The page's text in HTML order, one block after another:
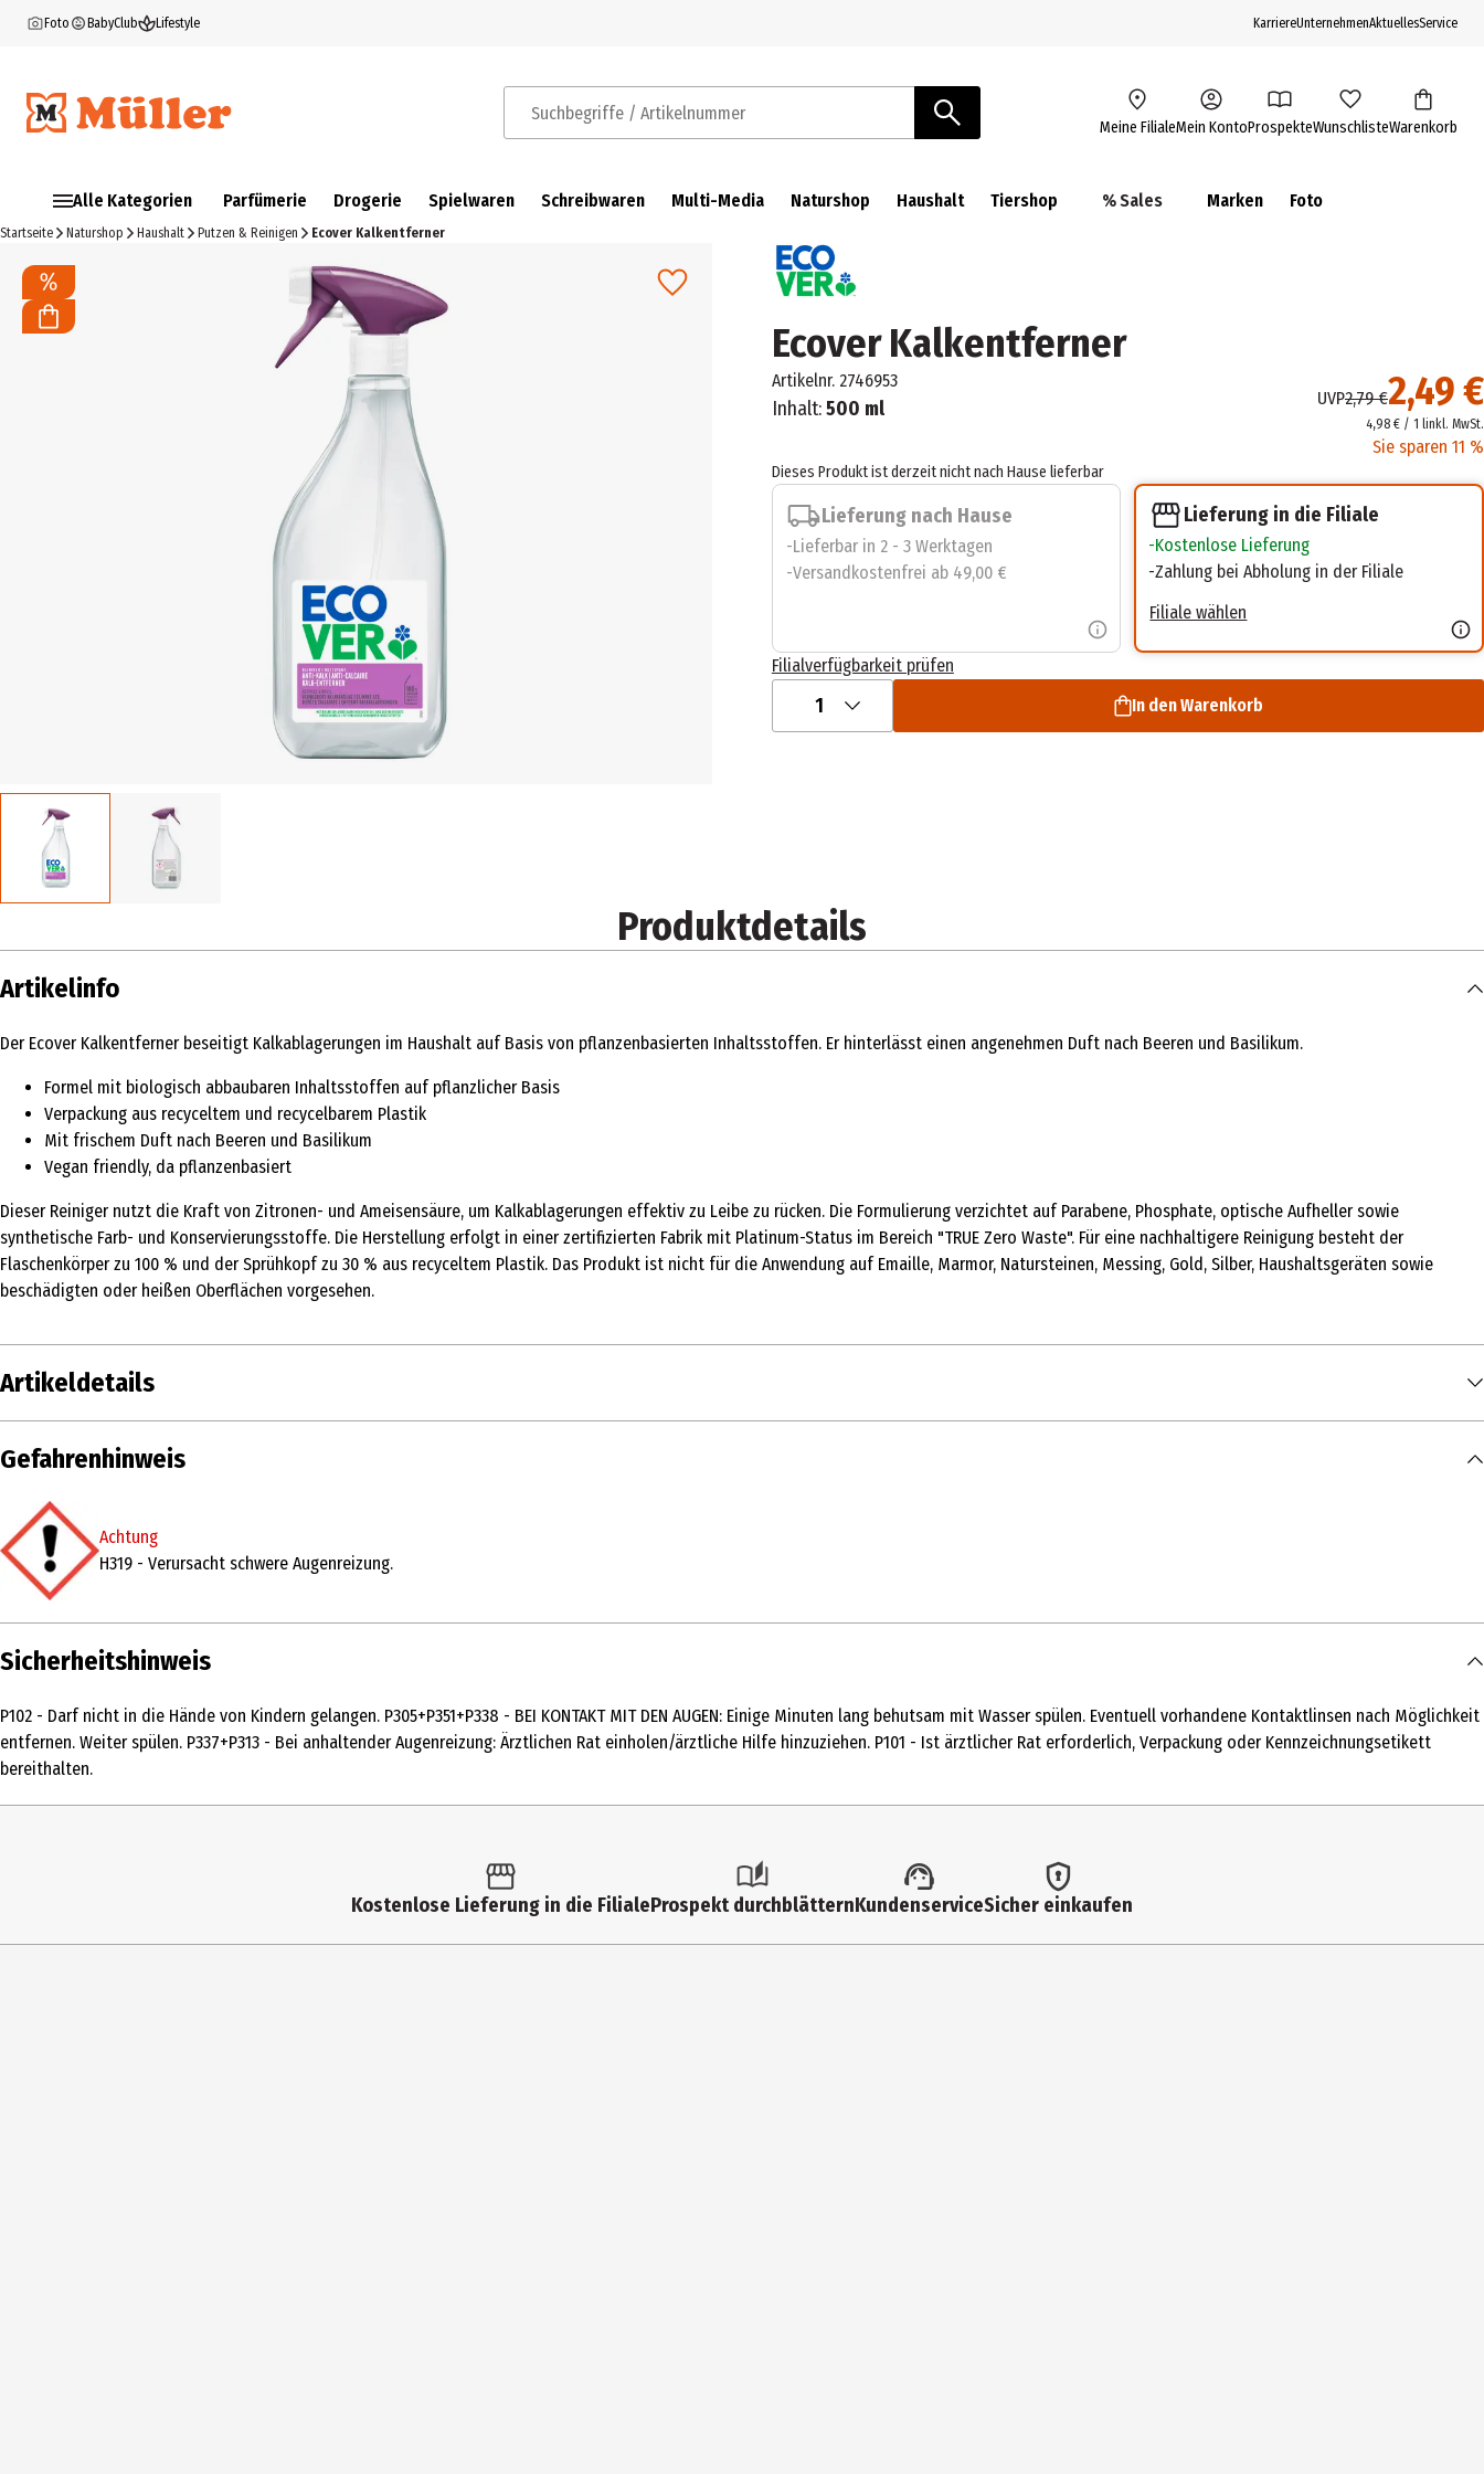
Foto BabyClub Lifestyle KarriereUnternehmenAktuellesService
Suchbegriffe / Artikelnummer Meine FilialeMein KontoProspekteWunschlisteWarenkorb
Alle Kategorien Parfümerie Drogerie Spielwaren Schreibwaren Multi-Media Naturshop Haushalt Tiershop % Sales Marken Foto
Startseite Naturshop Haushalt Putzen & Reinigen Ecover Kalkentferner
Ecover Kalkentferner
Artikelnr. 2746953
Inhalt:500 ml 2,49 €
UVP2,79 €
4,98 € / 1 linkl. MwSt.
Sie sparen 11 %
Dieses Produkt ist derzeit nicht nach Hause lieferbar
Lieferung nach Hause
Lieferbar in 2 - 3 Werktagen
Versandkostenfrei ab 49,00 €
Lieferung in die Filiale
Kostenlose Lieferung
Zahlung bei Abholung in der Filiale
Filiale wählen
Filialverfügbarkeit prüfen
1 In den Warenkorb
Produktdetails
Artikelinfo
Der Ecover Kalkentferner beseitigt Kalkablagerungen im Haushalt auf Basis von pflanzenbasierten Inhaltsstoffen. Er hinterlässt einen angenehmen Duft nach Beeren und Basilikum.
Formel mit biologisch abbaubaren Inhaltsstoffen auf pflanzlicher Basis
Verpackung aus recyceltem und recycelbarem Plastik
Mit frischem Duft nach Beeren und Basilikum
Vegan friendly, da pflanzenbasiert
Dieser Reiniger nutzt die Kraft von Zitronen- und Ameisensäure, um Kalkablagerungen effektiv zu Leibe zu rücken. Die Formulierung verzichtet auf Parabene, Phosphate, optische Aufheller sowie
synthetische Farb- und Konservierungsstoffe. Die Herstellung erfolgt in einer zertifizierten Fabrik mit Platinum-Status im Bereich "TRUE Zero Waste". Für eine nachhaltigere Reinigung besteht der
Flaschenkörper zu 100 % und der Sprühkopf zu 30 % aus recyceltem Plastik. Das Produkt ist nicht für die Anwendung auf Emaille, Marmor, Natursteinen, Messing, Gold, Silber, Haushaltsgeräten sowie
beschädigten oder heißen Oberflächen vorgesehen.
Artikeldetails
Inhalt
Inhaltsstoffe
Eigenschaften
Lieferumfang 1 Sprühflasche
Minuten einwirken. Nicht geeignet für Emaille, Marmor und Natursteine, Messing, Gold, Silber, Haushaltsgeräte und beschädigte oder heiße Oberflächen.
Hersteller
Gefahrenhinweis
Achtung
H319 - Verursacht schwere Augenreizung.
Sicherheitshinweis
P102 - Darf nicht in die Hände von Kindern gelangen. P305+P351+P338 - BEI KONTAKT MIT DEN AUGEN: Einige Minuten lang behutsam mit Wasser spülen. Eventuell vorhandene Kontaktlinsen nach Möglichkeit
entfernen. Weiter spülen. P337+P313 - Bei anhaltender Augenreizung: Ärztlichen Rat einholen/ärztliche Hilfe hinzuziehen. P101 - Ist ärztlicher Rat erforderlich, Verpackung oder Kennzeichnungsetikett
bereithalten.
Kostenlose Lieferung in die FilialeProspekt durchblätternKundenserviceSicher einkaufen